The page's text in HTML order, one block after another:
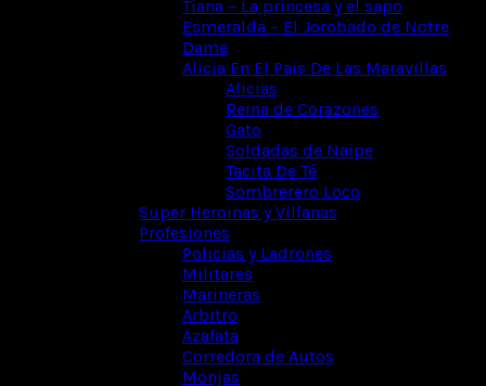
Tiana – La princesa y el sapo
Esmeralda – El Jorobado de Notre
Dame
Alicia En El Pais De Las Maravillas
Alicias
Reina de Corazones
Gato
Soldadas de Naipe
Tacita De Té
Sombrerero Loco
Super Heroinas y Villanas
Profesiones
Policias y Ladrones
Militares
Marineras
Arbitro
Azafata
Corredora de Autos
Monjas